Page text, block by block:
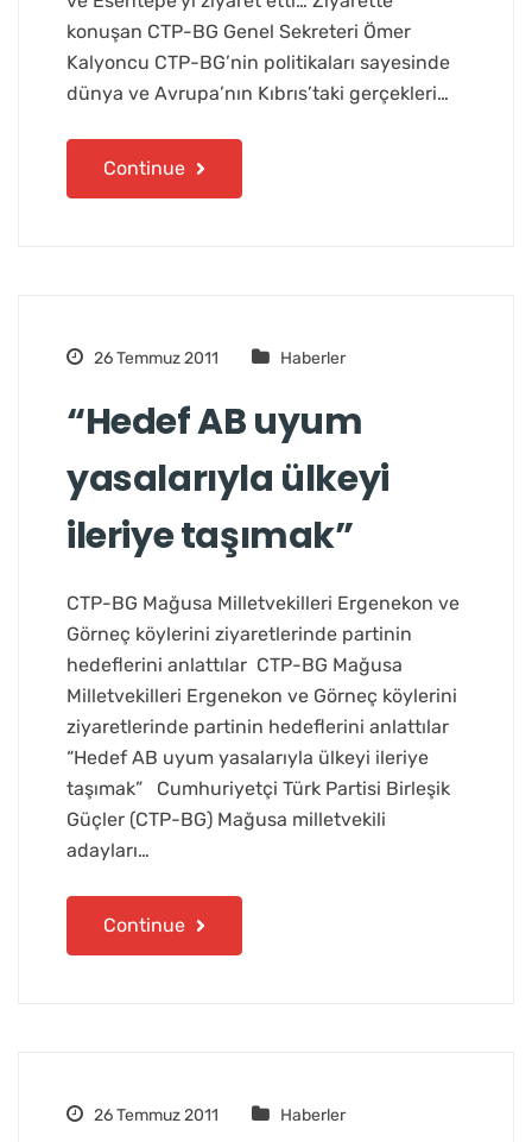
konuşan CTP-BG Genel Sekreteri Ömer
Kalyoncu CTP-BG’nin politikaları sayesinde
dünya ve Avrupa’nın Kıbrıs’taki gerçekleri…
Continue
26 Temmuz 2011 Haberler
“Hedef AB uyum
yasalarıyla ülkeyi
ileriye taşımak”
CTP-BG Mağusa Milletvekilleri Ergenekon ve
Görneç köylerini ziyaretlerinde partinin
hedeflerini anlattılar CTP-BG Mağusa
Milletvekilleri Ergenekon ve Görneç köylerini
ziyaretlerinde partinin hedeflerini anlattılar
“Hedef AB uyum yasalarıyla ülkeyi ileriye
taşımak” Cumhuriyetçi Türk Partisi Birleşik
Güçler (CTP-BG) Mağusa milletvekili
adayları…
Continue
26 Temmuz 2011 Haberler